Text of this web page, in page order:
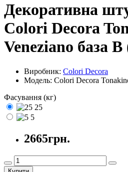
Декоративна
Colori Decora
Veneziano база B
Виробник: Colori Decora
Модель: Colori Decora
Фасування (кг)
25
5
2665грн.